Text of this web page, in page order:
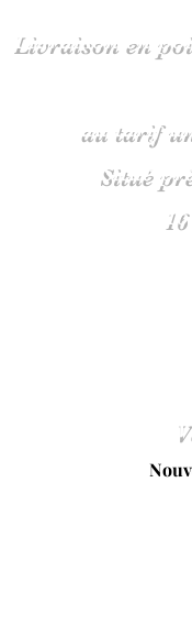
Livraison en
au tarif
Situé